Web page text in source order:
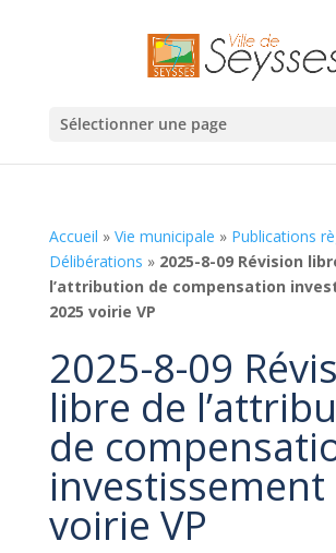
Sélectionner une page
Accueil » Vie municipale » Publications
Délibérations » 2025-8-09 Révision
l’attribution de compensation
2025 voirie VP
2025-8-09
libre de
de
investissement
voirie VP